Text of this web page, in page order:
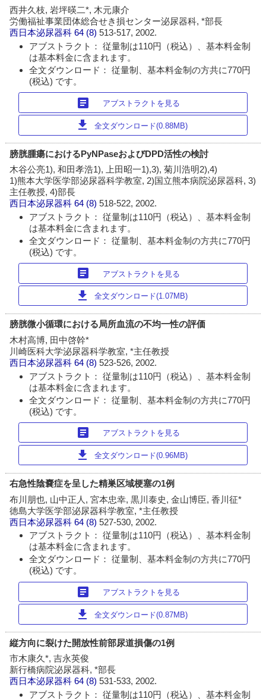
西井久枝, 岩坪暎二*, 木元康介
労働福祉事業団体総合せき損センター泌尿器科, *部長
西日本泌尿器科 64 (8)513-517, 2002.
アブストラクト： 従量制は110円（税込）、基本料金制
は基本料金に含まれます。
全文ダウンロード： 従量制、基本料金制の方共に770円
(税込) です。
article アブストラクトを見る
download 全文ダウンロード(0.88MB)
膀胱腫瘍におけるPyNPaseおよびDPD活性の検討
木谷公亮1), 和田孝浩1), 上田昭一1),3), 菊川浩明2),4)
1)熊本大学医学部泌尿器科学教室, 2)国立熊本病院泌尿器科, 3)
主任教授, 4)部長
西日本泌尿器科 64 (8)518-522, 2002.
アブストラクト： 従量制は110円（税込）、基本料金制
は基本料金に含まれます。
全文ダウンロード： 従量制、基本料金制の方共に770円
(税込) です。
article アブストラクトを見る
download 全文ダウンロード(1.07MB)
膀胱微小循環における局所血流の不均一性の評価
木村高博, 田中啓幹*
川崎医科大学泌尿器科学教室, *主任教授
西日本泌尿器科 64 (8)523-526, 2002.
アブストラクト： 従量制は110円（税込）、基本料金制
は基本料金に含まれます。
全文ダウンロード： 従量制、基本料金制の方共に770円
(税込) です。
article アブストラクトを見る
download 全文ダウンロード(0.96MB)
右急性陰嚢症を呈した精巣区域梗塞の1例
布川朋也, 山中正人, 宮本忠幸, 黒川泰史, 金山博臣, 香川征*
徳島大学医学部泌尿器科学教室, *主任教授
西日本泌尿器科 64 (8)527-530, 2002.
アブストラクト： 従量制は110円（税込）、基本料金制
は基本料金に含まれます。
全文ダウンロード： 従量制、基本料金制の方共に770円
(税込) です。
article アブストラクトを見る
download 全文ダウンロード(0.87MB)
縦方向に裂けた開放性前部尿道損傷の1例
市木康久*, 吉永英俊
新行橋病院泌尿器科, *部長
西日本泌尿器科 64 (8)531-533, 2002.
アブストラクト： 従量制は110円（税込）、基本料金制